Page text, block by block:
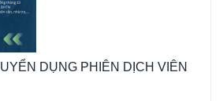
DỤNG PHIÊN DỊCH VIÊN